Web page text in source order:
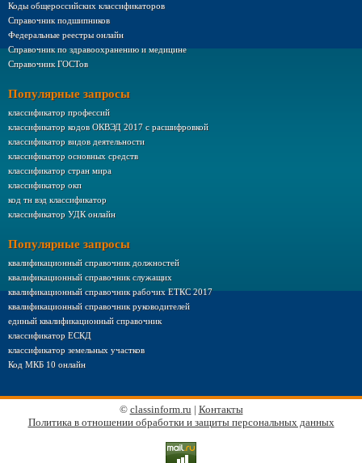
Коды общероссийских классификаторов
Справочник подшипников
Федеральные реестры онлайн
Справочник по здравоохранению и медицине
Справочник ГОСТов
Популярные запросы
классификатор профессий
классификатор кодов ОКВЭД 2017 с расшифровкой
классификатор видов деятельности
классификатор основных средств
классификатор стран мира
классификатор окп
код тн вэд классификатор
классификатор УДК онлайн
Популярные запросы
квалификационный справочник должностей
квалификационный справочник служащих
квалификационный справочник рабочих ЕТКС 2017
квалификационный справочник руководителей
единый квалификационный справочник
классификатор ЕСКД
классификатор земельных участков
Код МКБ 10 онлайн
© classinform.ru | Контакты
Политика в отношении обработки и защиты персональных данных